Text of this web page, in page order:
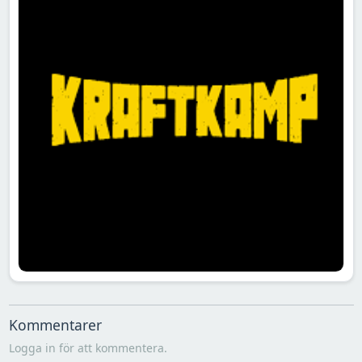
Kommentarer
Logga in för att kommentera.